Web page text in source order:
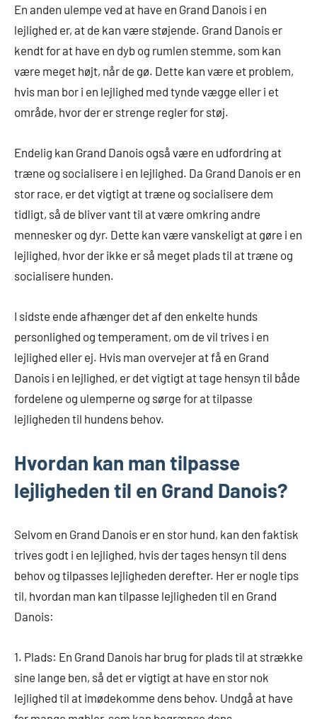
En anden ulempe ved at have en Grand Danois i en
lejlighed er, at de kan være støjende. Grand Danois er
kendt for at have en dyb og rumlen stemme, som kan
være meget højt, når de gø. Dette kan være et problem,
hvis man bor i en lejlighed med tynde vægge eller i et
område, hvor der er strenge regler for støj.
Endelig kan Grand Danois også være en udfordring at
træne og socialisere i en lejlighed. Da Grand Danois er en
stor race, er det vigtigt at træne og socialisere dem
tidligt, så de bliver vant til at være omkring andre
mennesker og dyr. Dette kan være vanskeligt at gøre i en
lejlighed, hvor der ikke er så meget plads til at træne og
socialisere hunden.
I sidste ende afhænger det af den enkelte hunds
personlighed og temperament, om de vil trives i en
lejlighed eller ej. Hvis man overvejer at få en Grand
Danois i en lejlighed, er det vigtigt at tage hensyn til både
fordelene og ulemperne og sørge for at tilpasse
lejligheden til hundens behov.
Hvordan kan man tilpasse
lejligheden til en Grand Danois?
Selvom en Grand Danois er en stor hund, kan den faktisk
trives godt i en lejlighed, hvis der tages hensyn til dens
behov og tilpasses lejligheden derefter. Her er nogle tips
til, hvordan man kan tilpasse lejligheden til en Grand
Danois:
1. Plads: En Grand Danois har brug for plads til at strække
sine lange ben, så det er vigtigt at have en stor nok
lejlighed til at imødekomme dens behov. Undgå at have